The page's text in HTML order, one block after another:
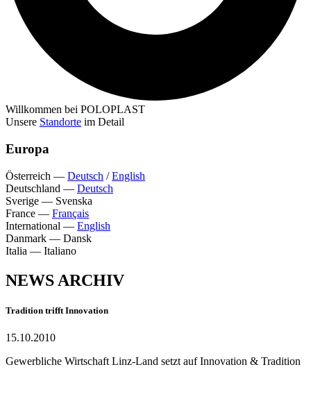
Willkommen bei POLOPLAST
Unsere Standorte im Detail
Europa
Österreich — Deutsch /English
Deutschland — Deutsch
Sverige — Svenska
France — Français
International — English
Danmark — Dansk
Italia — Italiano
NEWS ARCHIV
Tradition trifft Innovation
15.10.2010
Gewerbliche Wirtschaft Linz-Land setzt auf Innovation & Tradition